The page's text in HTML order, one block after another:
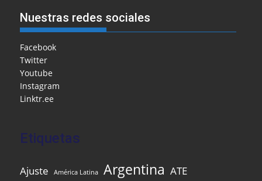
e
b
o
o
k
l l o
o A a dI
ar
e
Nuestras redes sociales
Facebook
Twitter
Youtube
Instagram
Linktr.ee
Etiquetas
Ajuste América Latina Argentina ATE